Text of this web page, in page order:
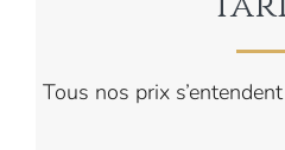
Tous nos prix